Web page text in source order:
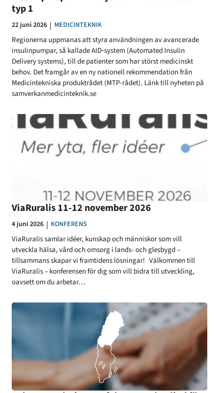
typ 1
Datum:
22 juni 2026 KATEGORI:
MEDICINTEKNIK
Regionerna uppmanas att styra användningen av avancerade
insulinpumpar, så kallade AID‑system (Automated Insulin
Delivery systems), till de patienter som har störst medicinskt
behov. Det framgår av en ny nationell rekommendation från
Medicintekniska produktrådet (MTP-rådet). Länk till nyheten på
samverkanmedicinteknik.se
ViaRuralis 11-12 november 2026
Datum:
4 juni 2026 KATEGORI:
KONFERENS
ViaRuralis samlar idéer, kunskap och människor som vill
utveckla hälsa, vård och omsorg i lands- och glesbygd –
tillsammans skapar vi framtidens lösningar! Välkommen till
ViaRuralis – konferensen för dig som vill bidra till utveckling,
oavsett om du arbetar…